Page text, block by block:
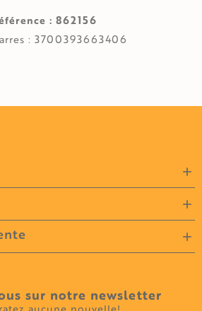
: 862156
: 3700393663406



sur notre newsletter